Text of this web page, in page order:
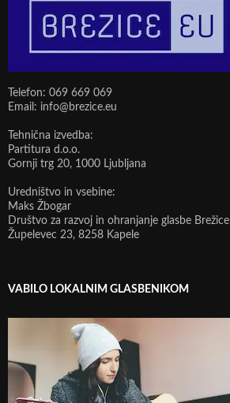
Telefon: 069 669 069
Email: info@brezice.eu
Tehnična izvedba:
Partitura d.o.o.
Gornji trg 20, 1000 Ljubljana
Uredništvo in vsebine:
Maks Žbogar
Društvo za razvoj in ohranjanje glasbe Brežice
Župelevec 23, 8258 Kapele
VABILO LOKALNIM GLASBENIKOM